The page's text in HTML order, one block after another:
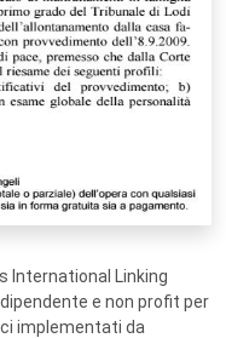
International Linking
e non profit per
implementati da